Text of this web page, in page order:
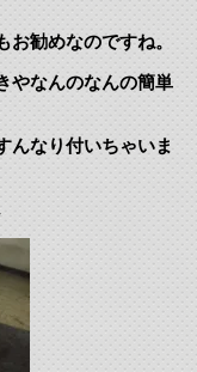
お勧めなのですね。
やなんのなんの簡単
んなり付いちゃいま